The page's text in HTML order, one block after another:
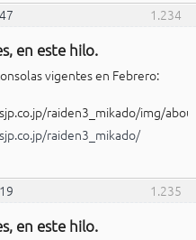
1.234
en este hilo.
vigentes en Febrero:
raiden3_mikado/
1.235
en este hilo.